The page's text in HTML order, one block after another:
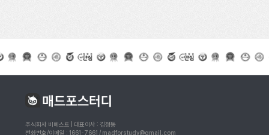
주식회사 비베스트 | 대표이사 : 김정동
전화번호/이메일 : 1661-7661 / madforstudy@gmail.com